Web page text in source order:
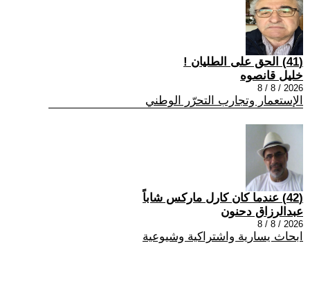
(41) الحق على الطليان !
خليل قانصوه
2026 / 8 / 8
الإستعمار وتجارب التحرّر الوطني
(42) عندما كان كارل ماركس شاباً
عبدالرزاق دحنون
2026 / 8 / 8
ابحاث يسارية واشتراكية وشيوعية